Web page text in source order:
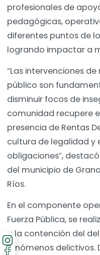
profesionales de
pedagógicas,
diferentes puntos de
logrando impactar a
“Las intervenciones
público son
disminuir focos de
comunidad recupere
presencia de Rentas
cultura de legalidad y
obligaciones”,
del municipio de
Ríos.
En el componente
Fuerza Pública, se
a la contención del
fenómenos delictivos.